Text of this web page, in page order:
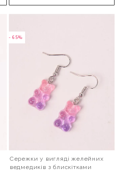
- 65%
Сережки у вигляді желейних
ведмедиків з блискітками